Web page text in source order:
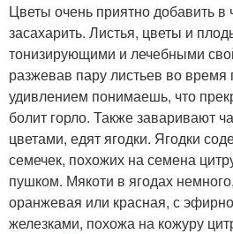
Цветы очень приятно добавить
засахарить. Листья, цветы и
тонизирующими и лечебными
разжевав пару листьев во время
удивлением понимаешь, что
болит горло. Также заваривают
цветами, едят ягодки. Ягодки
семечек, похожих на семена
пушком. Мякоти в ягодах
оранжевая или красная, с
железками, похожа на кожуру